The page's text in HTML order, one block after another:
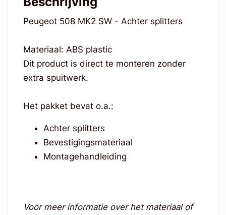
Peugeot 508 MK2 SW - Achter splitters
Materiaal: ABS plastic
Dit product is direct te monteren zonder
extra spuitwerk.
Het pakket bevat o.a.:
Achter splitters
Bevestigingsmateriaal
Montagehandleiding
Voor meer informatie over het materiaal of